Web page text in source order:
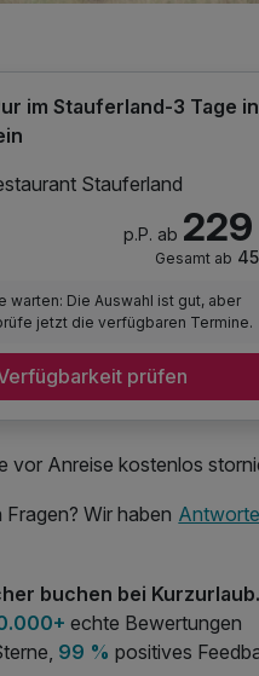
im Stauferland-3 Tage
Stauferland
p.P. ab
Gesamt ab
warten: Die Auswahl ist gut, aber
jetzt die verfügbaren Termine.
prüfen
vor Anreise kostenlos
Fragen? Wir haben
buchen bei
echte Bewertungen
99 % positives